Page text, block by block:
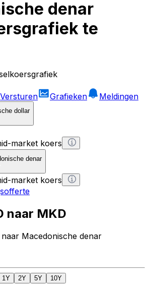
denar
te
Versturen Grafieken
Meldingen
dollar
market koers
denar
market koers
naar MKD
Macedonische denar
1Y 2Y 5Y 10Y